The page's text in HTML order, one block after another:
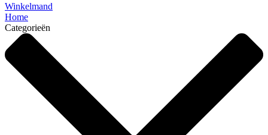
Winkelmand
Home
Categorieën